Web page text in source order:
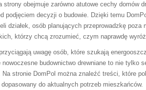
strony obejmuje zarówno atutowe cechy domów
podjęciem decyzji o budowie. Dzięki temu
działek, osób planujących przeprowadzkę poza
którzy chcą zrozumieć, czym naprawdę
uwagę osób, które szukają
budownictwo drewniane to nie tylko
stronie DomPol można znaleźć treści, które
do aktualnych potrzeb mieszkańców.